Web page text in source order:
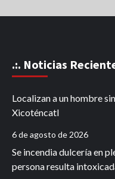
.:. Noticias
Localizan a un hombre
Xicoténcatl
6 de agosto de 2026
Se incendia dulcería en
persona resulta